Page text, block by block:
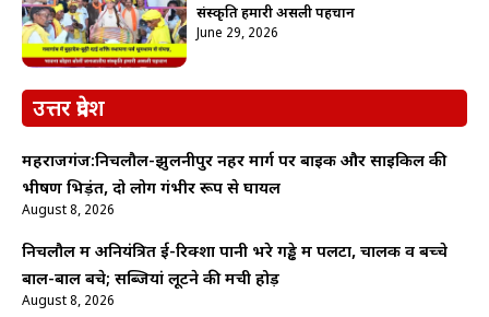
संस्कृति हमारी असली पहचान
June 29, 2026
उत्तर प्रदेश
महराजगंज:निचलौल-झुलनीपुर नहर मार्ग पर बाइक और साइकिल की
भीषण भिड़ंत, दो लोग गंभीर रूप से घायल
August 8, 2026
निचलौल में अनियंत्रित ई-रिक्शा पानी भरे गड्ढे में पलटा, चालक व बच्चे
बाल-बाल बचे; सब्जियां लूटने की मची होड़
August 8, 2026